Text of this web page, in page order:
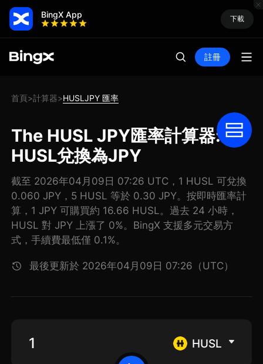
BingX App 下載
註冊
首頁>計算器>HUSLJPY 匯率
The HUSL JPY匯率計算器: 把
HUSL兌換為JPY
截至 2026年04月09日 07:26 UTC，1 HUSL 可兌換
0.060 JPY，5 HUSL 等於 0.30 JPY。按即時匯率計
算，1 JPY 可購買約 16.66 HUSL。過去 24 小時，
HUSL 對 JPY 上漲了 0%。BingX 支援多元交易方
式，手續費最低僅 0.1%。
最後更新於 2026年04月09日 07:26（UTC）
HUSL